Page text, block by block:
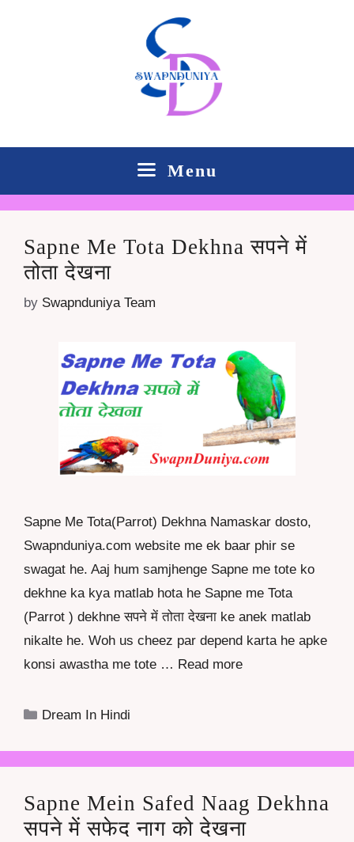
Menu
Sapne Me Tota Dekhna सपने में
तोता देखना
by Swapnduniya Team
Sapne Me Tota(Parrot) Dekhna Namaskar dosto,
Swapnduniya.com website me ek baar phir se
swagat he. Aaj hum samjhenge Sapne me tote ko
dekhne ka kya matlab hota he Sapne me Tota
(Parrot ) dekhne सपने में तोता देखना ke anek matlab
nikalte he. Woh us cheez par depend karta he apke
konsi awastha me tote … Read more
Categories
Dream In Hindi
Sapne Mein Safed Naag Dekhna
सपने में सफेद नाग को देखना